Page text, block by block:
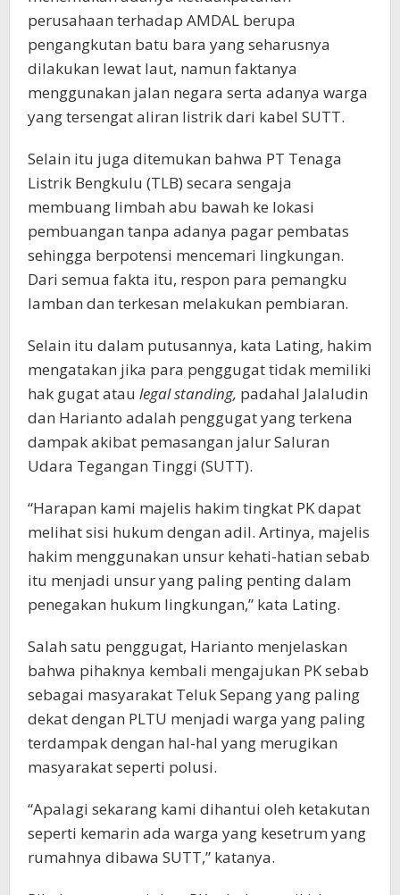
perusahaan terhadap AMDAL berupa
pengangkutan batu bara yang seharusnya
dilakukan lewat laut, namun faktanya
menggunakan jalan negara serta adanya warga
yang tersengat aliran listrik dari kabel SUTT.
Selain itu juga ditemukan bahwa PT Tenaga
Listrik Bengkulu (TLB) secara sengaja
membuang limbah abu bawah ke lokasi
pembuangan tanpa adanya pagar pembatas
sehingga berpotensi mencemari lingkungan.
Dari semua fakta itu, respon para pemangku
lamban dan terkesan melakukan pembiaran.
Selain itu dalam putusannya, kata Lating, hakim
mengatakan jika para penggugat tidak memiliki
hak gugat atau legal standing, padahal Jalaludin
dan Harianto adalah penggugat yang terkena
dampak akibat pemasangan jalur Saluran
Udara Tegangan Tinggi (SUTT).
“Harapan kami majelis hakim tingkat PK dapat
melihat sisi hukum dengan adil. Artinya, majelis
hakim menggunakan unsur kehati-hatian sebab
itu menjadi unsur yang paling penting dalam
penegakan hukum lingkungan,” kata Lating.
Salah satu penggugat, Harianto menjelaskan
bahwa pihaknya kembali mengajukan PK sebab
sebagai masyarakat Teluk Sepang yang paling
dekat dengan PLTU menjadi warga yang paling
terdampak dengan hal-hal yang merugikan
masyarakat seperti polusi.
“Apalagi sekarang kami dihantui oleh ketakutan
seperti kemarin ada warga yang kesetrum yang
rumahnya dibawa SUTT,” katanya.